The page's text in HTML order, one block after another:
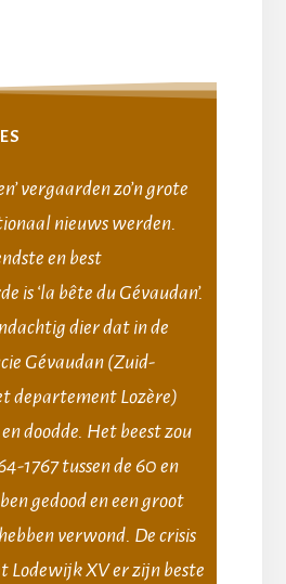
vergaarden zo’n grote
nieuws werden.
en best
is ‘la bête du Gévaudan’.
dier dat in de
Gévaudan (Zuid-
departement Lozère)
doodde. Het beest zou
1767 tussen de 60 en
gedood en een groot
verwond. De crisis
Lodewijk XV er zijn beste